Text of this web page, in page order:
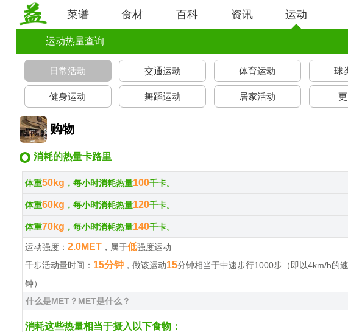
菜谱 食材 百科 资讯 运动
运动热量查询
日常活动 交通运动 体育运动 球
健身运动 舞蹈运动 居家活动
购物
消耗的热量卡路里
体重50kg ，每小时消耗热量100千卡。
体重60kg ，每小时消耗热量120千卡。
体重70kg ，每小时消耗热量140千卡。
运动强度：2.0MET ，属于低强度运动
千步活动量时间： 15分钟 ，做该运动15分钟相当于中速步行1000步（即以4km/h的
钟）
什么是MET？MET是什么？
消耗这些热量相当于摄入以下食物：